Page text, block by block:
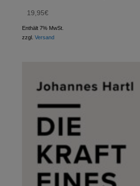
19,95€
Enthält 7% MwSt.
zzgl. Versand